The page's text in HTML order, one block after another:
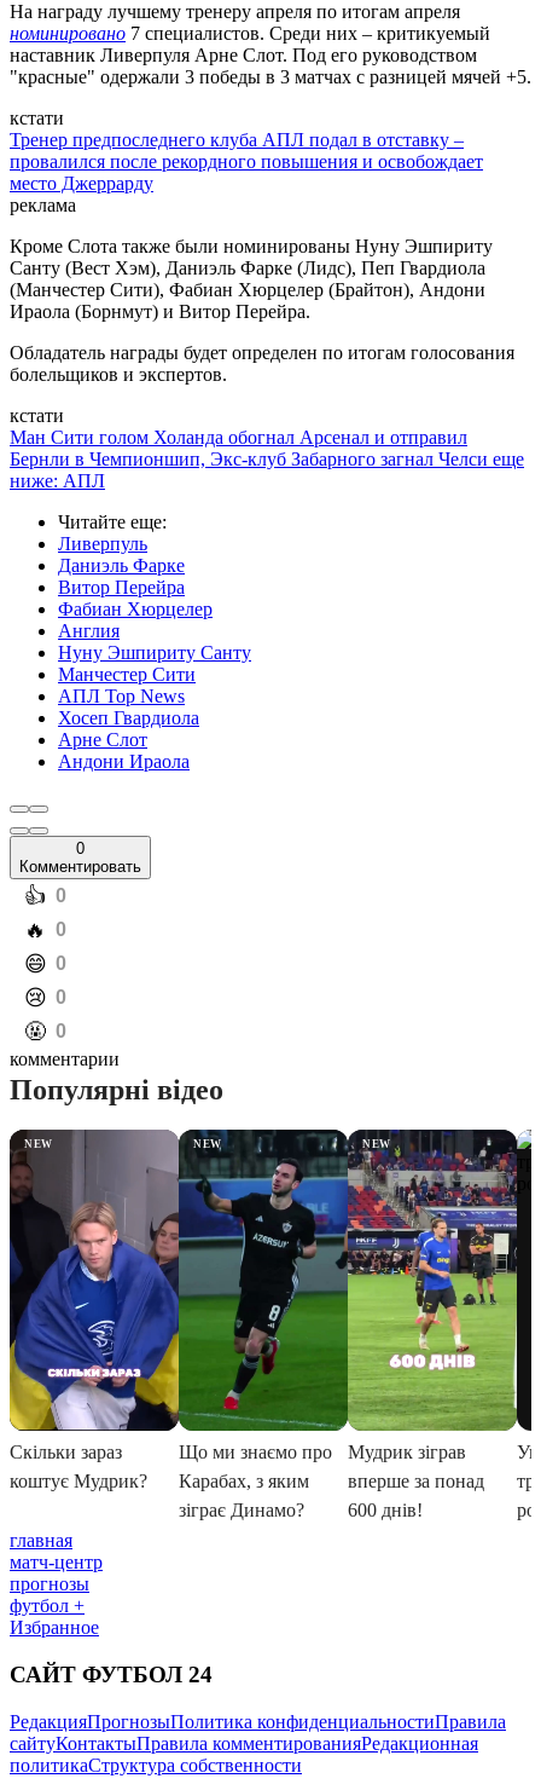
На награду лучшему тренеру апреля по итогам апреля
номинировано 7 специалистов. Среди них – критикуемый
наставник Ливерпуля Арне Слот. Под его руководством
"красные" одержали 3 победы в 3 матчах с разницей мячей +5.
кстати
Тренер предпоследнего клуба АПЛ подал в отставку –
провалился после рекордного повышения и освобождает
место Джеррарду
реклама
Кроме Слота также были номинированы Нуну Эшпириту
Санту (Вест Хэм), Даниэль Фарке (Лидс), Пеп Гвардиола
(Манчестер Сити), Фабиан Хюрцелер (Брайтон), Андони
Ираола (Борнмут) и Витор Перейра.
Обладатель награды будет определен по итогам голосования
болельщиков и экспертов.
кстати
Ман Сити голом Холанда обогнал Арсенал и отправил
Бернли в Чемпионшип, Экс-клуб Забарного загнал Челси еще
ниже: АПЛ
Читайте еще:
Ливерпуль
Даниэль Фарке
Витор Перейра
Фабиан Хюрцелер
Англия
Нуну Эшпириту Санту
Манчестер Сити
АПЛ Top News
Хосеп Гвардиола
Арне Слот
Андони Ираола
0
Комментировать
️👍 0
️🔥 0
️😄 0
️😢 0
️🤬 0
комментарии
главная
матч-центр
прогнозы
футбол +
Избранное
САЙТ ФУТБОЛ 24
РедакцияПрогнозыПолитика конфиденциальностиПравила
сайтуКонтактыПравила комментированияРедакционная
политикаСтруктура собственности